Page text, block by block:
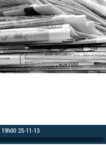
25-11-13